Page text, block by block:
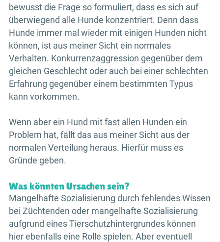
bewusst die Frage so formuliert, dass es sich auf
überwiegend alle Hunde konzentriert. Denn dass
Hunde immer mal wieder mit einigen Hunden nicht
können, ist aus meiner Sicht ein normales
Verhalten. Konkurrenzaggression gegenüber dem
gleichen Geschlecht oder auch bei einer schlechten
Erfahrung gegenüber einem bestimmten Typus
kann vorkommen.
Wenn aber ein Hund mit fast allen Hunden ein
Problem hat, fällt das aus meiner Sicht aus der
normalen Verteilung heraus. Hierfür muss es
Gründe geben.
Was könnten Ursachen sein?
Mangelhafte Sozialisierung durch fehlendes Wissen
bei Züchtenden oder mangelhafte Sozialisierung
aufgrund eines Tierschutzhintergrundes können
hier ebenfalls eine Rolle spielen. Aber eventuell